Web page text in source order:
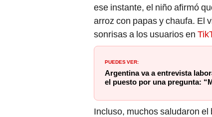
ese instante, el niño afirmó
arroz con papas y chaufa. El
sonrisas a los usuarios en
PUEDES VER:
Argentina va a entrevista
el puesto por una pregunta:
Incluso, muchos saludaron el